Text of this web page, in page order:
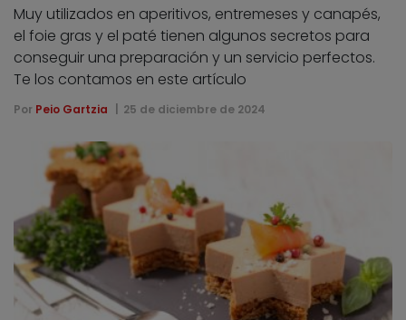
Muy utilizados en aperitivos, entremeses y canapés,
el foie gras y el paté tienen algunos secretos para
conseguir una preparación y un servicio perfectos.
Te los contamos en este artículo
Por Peio Gartzia 25 de diciembre de 2024